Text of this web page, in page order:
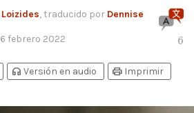
, traducido por Dennise
febrero 2022 6
headphones Versión en audio print Imprimir